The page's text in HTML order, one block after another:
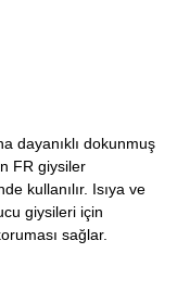
dayanıklı dokunmuş
FR giysiler
kullanılır. Isıya ve
giysileri için
sağlar.